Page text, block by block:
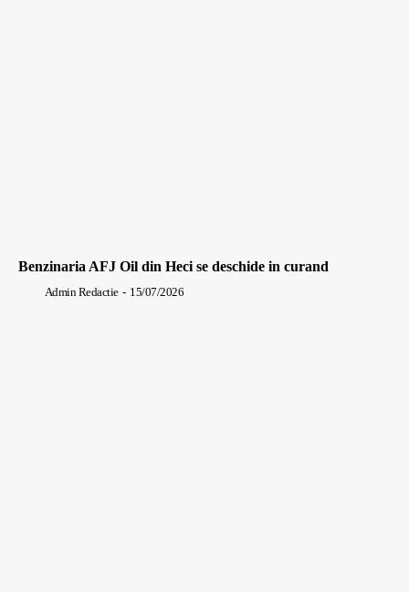
Benzinaria AFJ Oil din Heci se deschide in curand
Admin Redactie - 15/07/2026